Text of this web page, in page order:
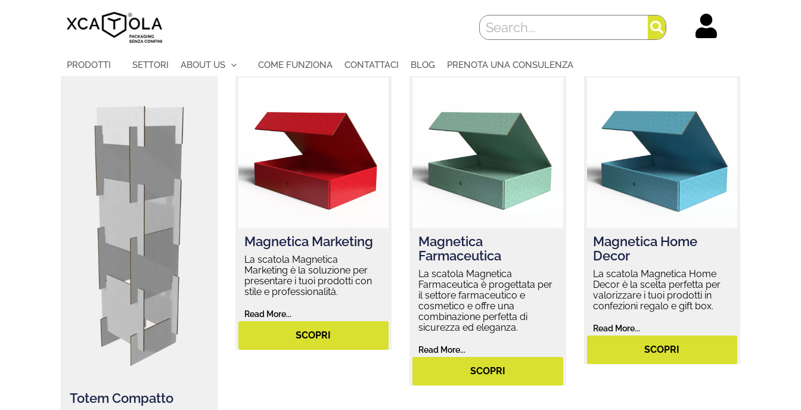
Cerca
PRODOTTI SETTORI ABOUT US COME FUNZIONA CONTATTACI BLOG PRENOTA UNA CONSULENZA
Totem Compatto
Magnetica Marketing
La scatola Magnetica
Marketing è la soluzione per
presentare i tuoi prodotti con
stile e professionalità.
Read More...
SCOPRI
Magnetica
Farmaceutica
La scatola Magnetica
Farmaceutica è progettata per
il settore farmaceutico e
cosmetico e offre una
combinazione perfetta di
sicurezza ed eleganza.
Read More...
SCOPRI
Magnetica Home
Decor
La scatola Magnetica Home
Decor è la scelta perfetta per
valorizzare i tuoi prodotti in
confezioni regalo e gift box.
Read More...
SCOPRI